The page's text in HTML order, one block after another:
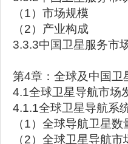
（1）市场规模
（2）产业构成
3.3.3中国卫星服务市
第4章：全球及中国卫
4.1全球卫星导航市场
4.1.1全球卫星导航系
（1）全球导航卫星数
（2）全球卫星导航市